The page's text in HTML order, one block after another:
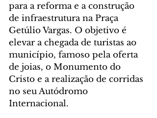
para a reforma e a construção
de infraestrutura na Praça
Getúlio Vargas. O objetivo é
elevar a chegada de turistas ao
município, famoso pela oferta
de joias, o Monumento do
Cristo e a realização de corridas
no seu Autódromo
Internacional.